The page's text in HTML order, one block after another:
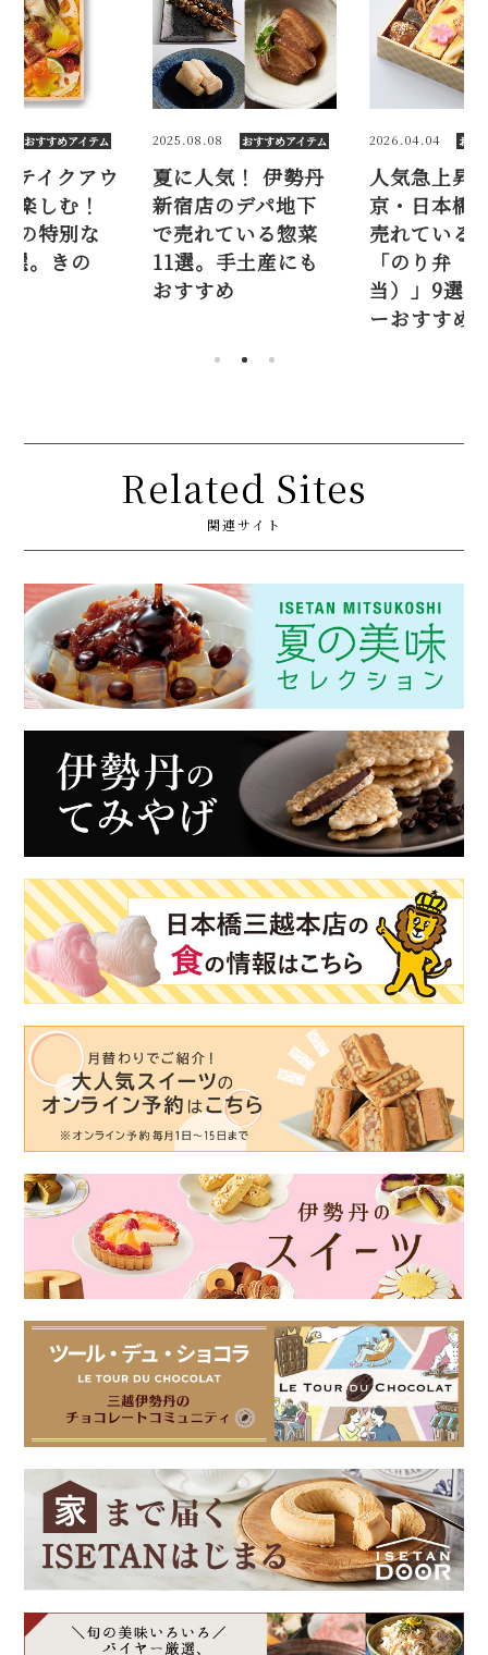
おすすめアイテム
テイクアウ
楽しむ！
の特別な
選。きの
2025.08.08 おすすめアイテム
夏に人気！ 伊勢丹
新宿店のデパ地下
で売れている惣菜
11選。手土産にも
おすすめ
2026.04.04 おす
人気急上昇
京・日本橋
売れている
「のり弁（
当）」9選
ーおすすめ
Related Sites
関連サイト